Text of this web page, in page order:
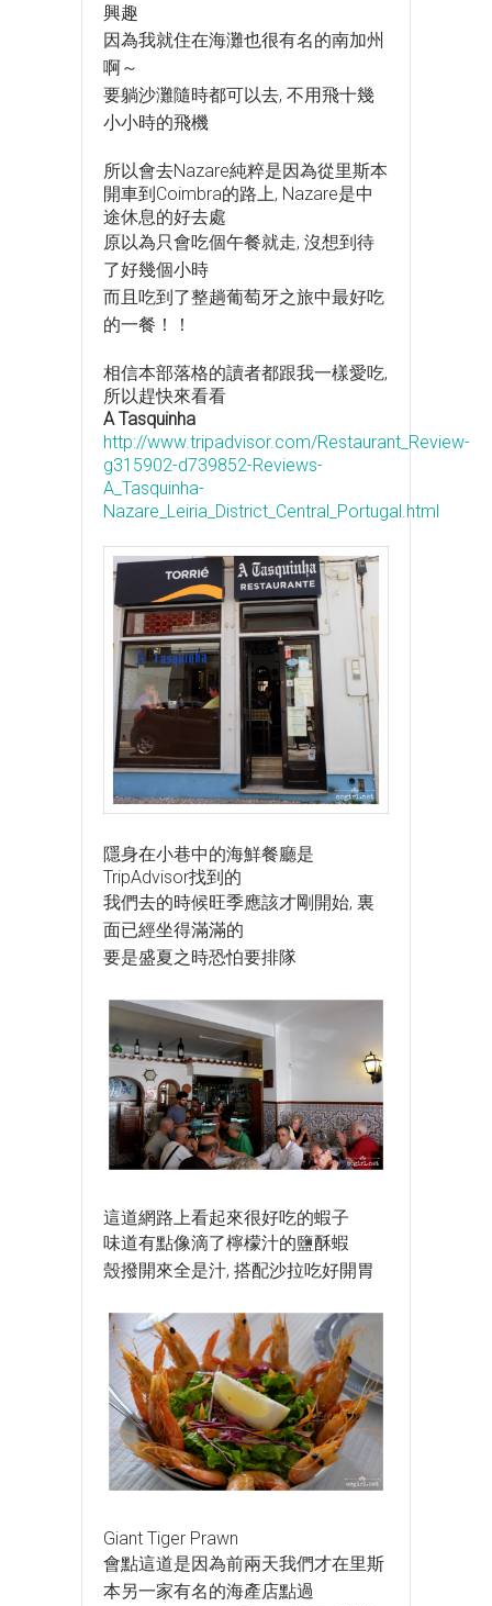
興趣
因為我就住在海灘也很有名的南加州
啊～
要躺沙灘隨時都可以去, 不用飛十幾
小小時的飛機
所以會去Nazare純粹是因為從里斯本
開車到Coimbra的路上, Nazare是中
途休息的好去處
原以為只會吃個午餐就走, 沒想到待
了好幾個小時
而且吃到了整趟葡萄牙之旅中最好吃
的一餐！！
相信本部落格的讀者都跟我一樣愛吃,
所以趕快來看看
A Tasquinha
http://www.tripadvisor.com/Restaurant_Review-
g315902-d739852-Reviews-
A_Tasquinha-
Nazare_Leiria_District_Central_Portugal.html
隱身在小巷中的海鮮餐廳是
TripAdvisor找到的
我們去的時候旺季應該才剛開始, 裏
面已經坐得滿滿的
要是盛夏之時恐怕要排隊
這道網路上看起來很好吃的蝦子
味道有點像滴了檸檬汁的鹽酥蝦
殼撥開來全是汁, 搭配沙拉吃好開胃
Giant Tiger Prawn
會點這道是因為前兩天我們才在里斯
本另一家有名的海產店點過